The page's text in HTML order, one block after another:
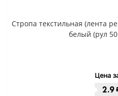
Стропа текстильная (лента
белый (рул
Цена
2.9